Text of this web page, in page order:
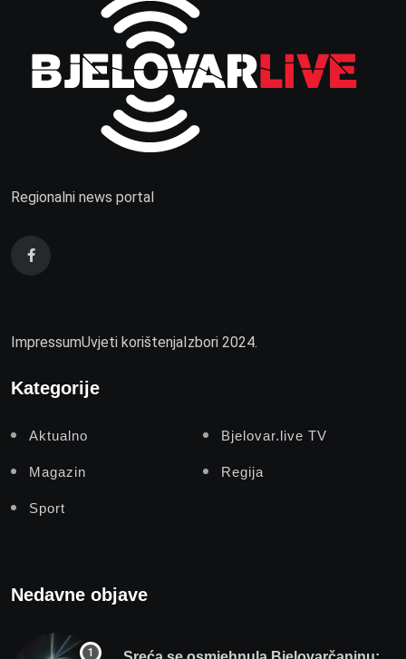
Regionalni news portal
ImpressumUvjeti korištenjaIzbori 2024.
Kategorije
Aktualno Bjelovar.live TV
Magazin Regija
Sport
Nedavne objave